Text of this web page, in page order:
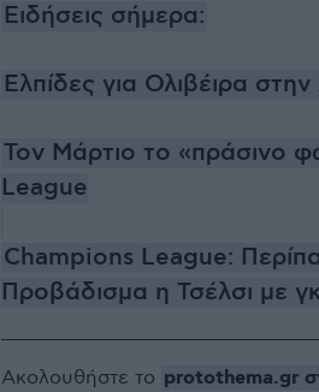
Ειδήσεις σήμερα:
Ελπίδες για Ολιβέιρα
Τον Μάρτιο το «πράσινο
League
Champions League:
Προβάδισμα η Τσέλσι με
Ακολουθήστε το protothema.gr